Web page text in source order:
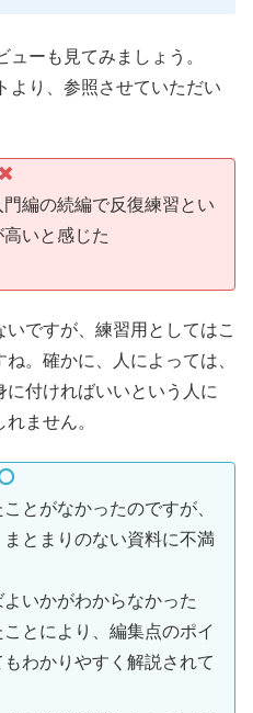
ーも見てみましょう。
より、参照させていただい
編の続編で反復練習とい
いと感じた
ですが、練習用としてはこ
。確かに、人によっては、
に付ければいいという人に
ません。
とがなかったのですが、
とまりのない資料に不満
いかがわからなかった
とにより、編集点のポイ
わかりやすく解説されて